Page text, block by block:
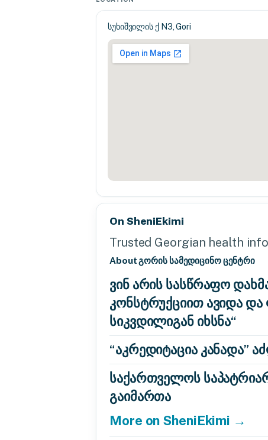
სუხიშვილის ქ N3, Gori
On SheniEkimi
Trusted Georgian health
About გორის სამედიცინო ცენტრი
ვინ არის სასწრაფო
კონსტრუქციით ავიდა და
სიკვდილიგან იხსნა“
“აკრედიტაცია კანადა”
საქართველოს
გაიმართა
More on SheniEkimi →